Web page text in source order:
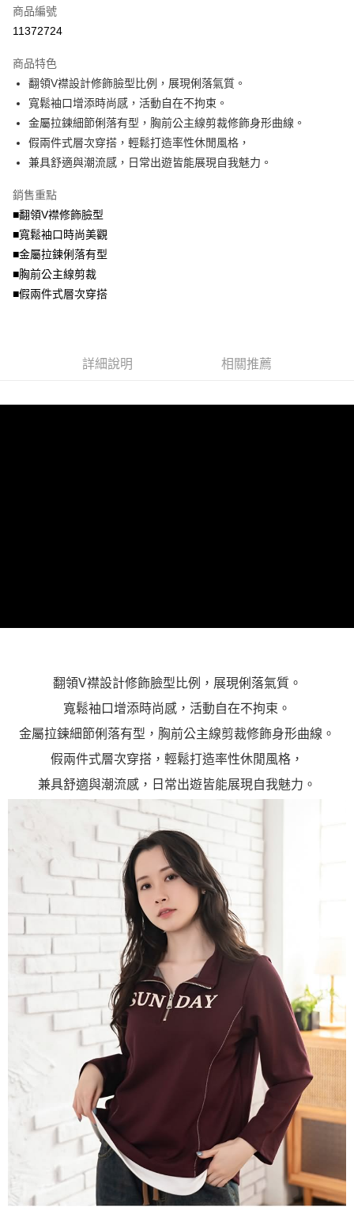
【大哥付你分期使用說明】
1.本服務由台灣大哥大提供，台灣大哥大用戶可立即使用無須另外申請。
流程，驗證手機門號後，選擇欲分期的期數、繳款截止日，確認付款後即完
成交易。
3.實際核准額度、可分期數及費用金額請依後續交易確認頁面所載為準。
4.訂單成立30分鐘內，如未前往確認交易或遇審核未通過，訂單將自動取
法說明評估內容。
【繳款方式說明】
1.分期款項不併入電信帳單，「大哥付你分期」於每月結算日後寄送繳費提
醒簡訊。
帳／街口支付／iPASS MONEY」等通路繳費。
【注意事項】
1.本服務係由「台灣大哥大股份有限公司」（以下簡稱本公司）所提供，讓
用戶於交易時，得透過本服務購買商品或服務，並由商店將買賣／分期付款
買賣價金債權讓與本公司後，依約使用本公司帳單繳交帳款。
資料（包含姓名、電話或地址）提供予台灣大哥大進項蒐集、處理及利用，
AFTEE先享後付
【關於「AFTEE先享後付」】
AFTEE先享後付是「在收到商品之後才付款」的支付方式。 讓您購物簡單
便利好安心！
１．簡單：不需註冊會員、不需綁卡、不需儲值。
２．便利：只要手機號碼，簡訊認證，即可結帳。
３．安心：先確認商品／服務後，再付款。
【「AFTEE先享後付」結帳流程】
結帳頁面，進行簡訊認證並確認金額後，即可完成結帳。
３．收到繳費通知簡訊後14天內，點擊此簡訊中的連結，可透過四大超商／
ATM／網路銀行／等多元方式進行付款，方視為交易完成。
※ 請注意：結帳手續完成當下不需立刻繳費，但若您需要取消訂單，請聯絡
購買商品的店家。未經商家同意取消之訂單仍視為有效，需透過AFTEE先享
後付繳納相關費用。
※ 交易是否成功請以「AFTEE先享後付 」之結帳頁面顯示為準，若有關於
１．透過由恩沛科技股份有限公司提供之「AFTEE先享後付」服務完成之交
２．關於個人資料處理事宜，請瀏覽以下網址：
ATM付款
全家取貨付款
每筆NT$70，滿NT$699(含以上)免運費
付款後全家取貨
每筆NT$70，滿NT$699(含以上)免運費
7-11取貨付款
每筆NT$70，滿NT$799(含以上)免運費
付款後7-11取貨
每筆NT$100，滿NT$1,000(含以上)免運費
商品編號
11372724
商品特色
翻領V襟設計修飾臉型比例，展現俐落氣質。
寬鬆袖口增添時尚感，活動自在不拘束。
金屬拉鍊細節俐落有型，胸前公主線剪裁修飾身形曲線。
假兩件式層次穿搭，輕鬆打造率性休閒風格，
兼具舒適與潮流感，日常出遊皆能展現自我魅力。
銷售重點
■翻領V襟修飾臉型
■寬鬆袖口時尚美觀
■金屬拉鍊俐落有型
■胸前公主線剪裁
■假兩件式層次穿搭
詳細說明 相關推薦
翻領V襟設計修飾臉型比例，展現俐落氣質。
寬鬆袖口增添時尚感，活動自在不拘束。
金屬拉鍊細節俐落有型，胸前公主線剪裁修飾身形曲線。
假兩件式層次穿搭，輕鬆打造率性休閒風格，
兼具舒適與潮流感，日常出遊皆能展現自我魅力。